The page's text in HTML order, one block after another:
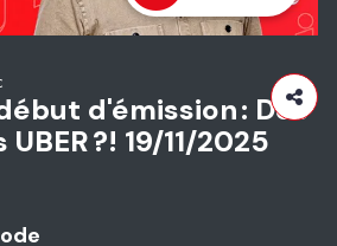
d'émission : Des
?! 19/11/2025